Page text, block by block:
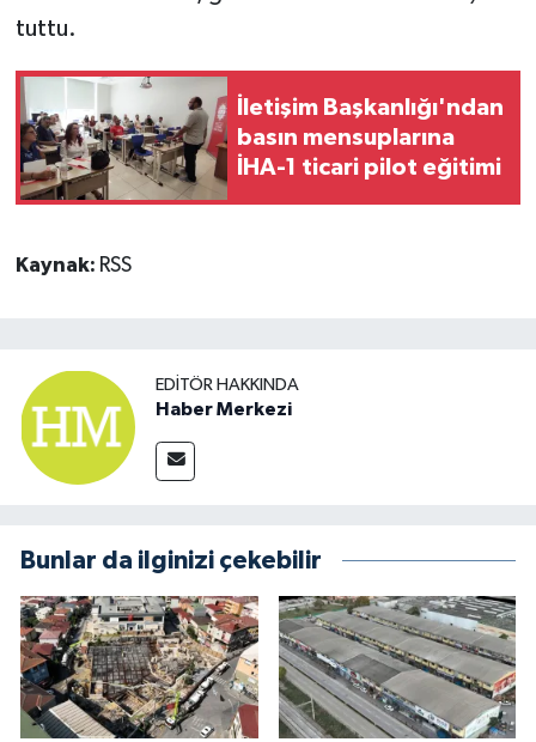
tuttu.
İletişim Başkanlığı'ndan
basın mensuplarına
İHA-1 ticari pilot eğitimi
Kaynak: RSS
EDITÖR HAKKINDA
Haber Merkezi
Bunlar da ilginizi çekebilir